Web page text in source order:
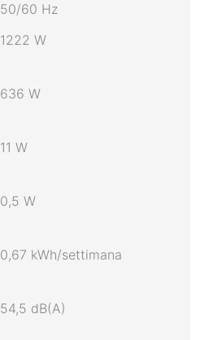
50/60 Hz
1222 W
636 W
11 W
0,5 W
0,67 kWh/settimana
54,5 dB(A)